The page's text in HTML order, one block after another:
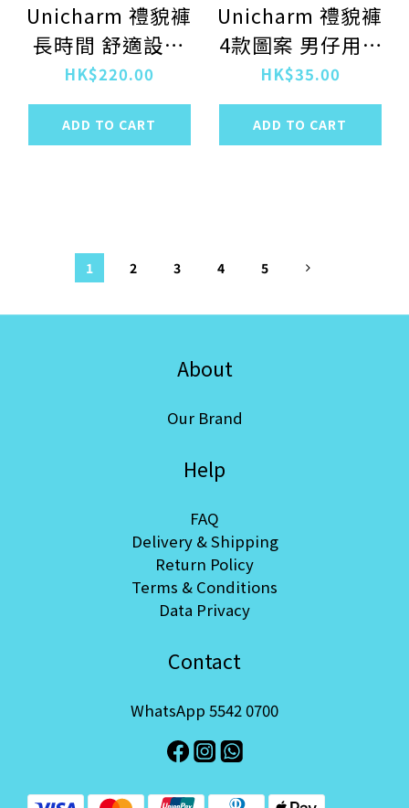
Unicharm 禮貌褲
長時間 舒適設計
男女共用 中型犬用
16枚入
HK$220.00
ADD TO CART
Unicharm 禮貌褲
4款圖案 男仔用 S
各1塊
HK$35.00
ADD TO CART
1 2 3 4 5
About
Our Brand
Help
FAQ
Delivery & Shipping
Return Policy
Terms & Conditions
Data Privacy
Contact
WhatsApp 5542 0700